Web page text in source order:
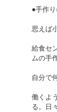
●手作
思えば
給食セ
ムの手
自分で
働くよ
る。日